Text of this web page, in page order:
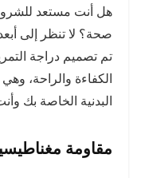
هل أنت مستعد
صحة؟ لا تنظر إلى
تم تصميم دراجة
الكفاءة والراحة،
البدنية الخاصة بك
مقاومة